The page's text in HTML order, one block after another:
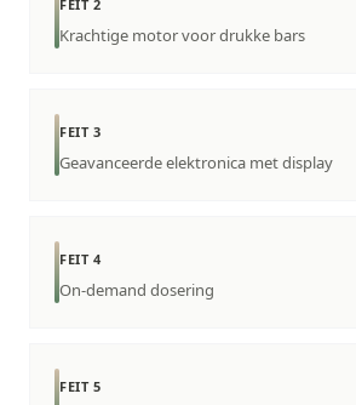
FEIT 2
Krachtige motor voor drukke bars
FEIT 3
Geavanceerde elektronica met display
FEIT 4
On-demand dosering
FEIT 5